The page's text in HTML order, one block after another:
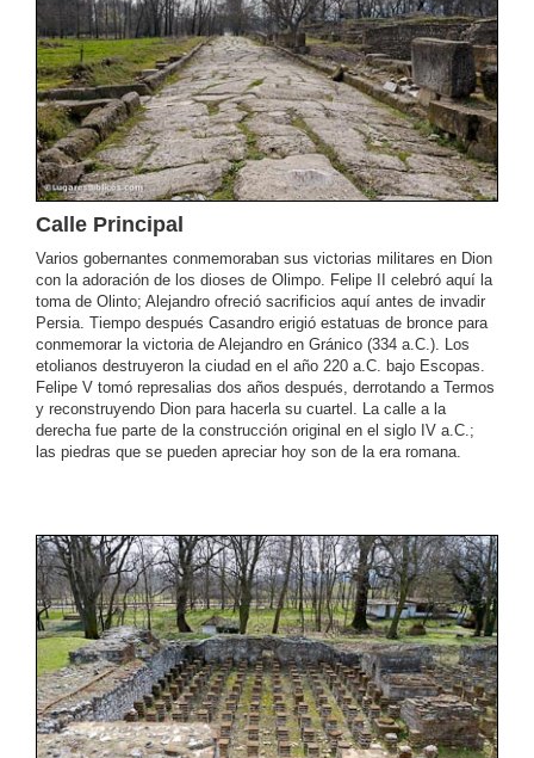
Calle Principal
Varios gobernantes conmemoraban sus victorias militares en Dion
con la adoración de los dioses de Olimpo. Felipe II celebró aquí la
toma de Olinto; Alejandro ofreció sacrificios aquí antes de invadir
Persia. Tiempo después Casandro erigió estatuas de bronce para
conmemorar la victoria de Alejandro en Gránico (334 a.C.). Los
etolianos destruyeron la ciudad en el año 220 a.C. bajo Escopas.
Felipe V tomó represalias dos años después, derrotando a Termos
y reconstruyendo Dion para hacerla su cuartel. La calle a la
derecha fue parte de la construcción original en el siglo IV a.C.;
las piedras que se pueden apreciar hoy son de la era romana.